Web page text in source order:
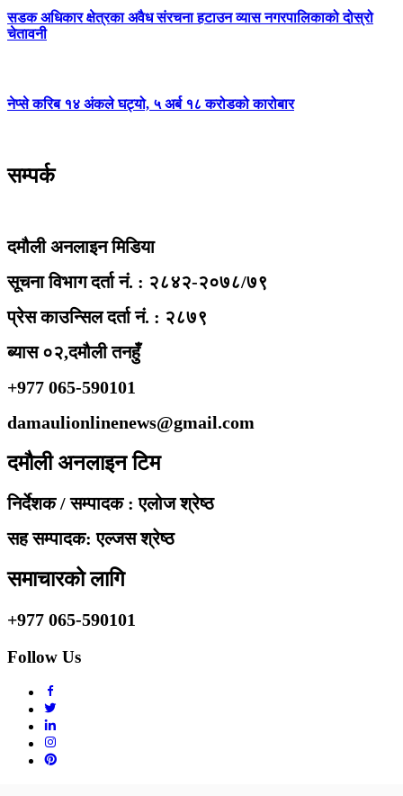
सडक अधिकार क्षेत्रका अवैध संरचना हटाउन व्यास नगरपालिकाको दोस्रो
चेतावनी
नेप्से करिब १४ अंकले घट्यो, ५ अर्ब १८ करोडको कारोबार
सम्पर्क
दमौली अनलाइन मिडिया
सूचना विभाग दर्ता नं. : २८४२-२०७८/७९
प्रेस काउन्सिल दर्ता नं. : २८७९
ब्यास ०२,दमौली तनहुँ
+977 065-590101
damaulionlinenews@gmail.com
दमौली अनलाइन टिम
निर्देशक / सम्पादक : एलोज श्रेष्ठ
सह सम्पादक: एल्जस श्रेष्ठ
समाचारको लागि
+977 065-590101
Follow Us